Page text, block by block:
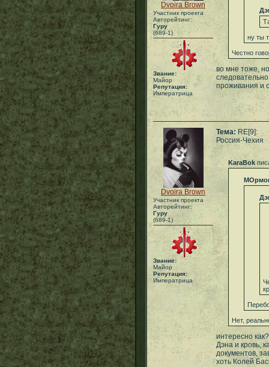
Dvoira Brown
Участник проекта
Авторейтинг:
Гуру
(689-1)
Звание:
Майор
Репутация:
Императрица
ну ты
Честно
во мне тоже,
проживания и
Dvoira Brown
Участник проекта
Авторейтинг:
Гуру
(689-1)
Звание:
Майор
Репутация:
Императрица
Тема: RE[9]:
Россия-Чехия
KaraBok
Нет,
интересно
Дэна и кровь,
документов,
хоть Колей